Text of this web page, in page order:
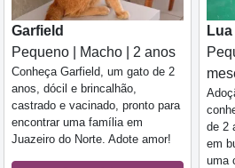
Garfield
Pequeno | Macho | 2 anos
Conheça Garfield, um gato de 2
anos, dócil e brincalhão,
castrado e vacinado, pronto para
encontrar uma família em
Juazeiro do Norte. Adote amor!
de 2
em
uma